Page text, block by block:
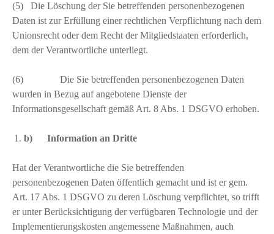
(5) Die Löschung der Sie betreffenden personenbezogenen
Daten ist zur Erfüllung einer rechtlichen Verpflichtung nach dem
Unionsrecht oder dem Recht der Mitgliedstaaten erforderlich,
dem der Verantwortliche unterliegt.
(6) Die Sie betreffenden personenbezogenen Daten
wurden in Bezug auf angebotene Dienste der
Informationsgesellschaft gemäß Art. 8 Abs. 1 DSGVO erhoben.
b) Information an Dritte
Hat der Verantwortliche die Sie betreffenden
personenbezogenen Daten öffentlich gemacht und ist er gem.
Art. 17 Abs. 1 DSGVO zu deren Löschung verpflichtet, so trifft
er unter Berücksichtigung der verfügbaren Technologie und der
Implementierungskosten angemessene Maßnahmen, auch